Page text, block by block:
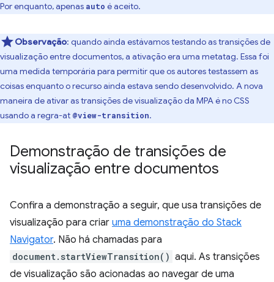
Por enquanto, apenas auto é aceito.
Observação: quando ainda estávamos testando as transições de
visualização entre documentos, a ativação era uma metatag. Essa foi
uma medida temporária para permitir que os autores testassem as
coisas enquanto o recurso ainda estava sendo desenvolvido. A nova
maneira de ativar as transições de visualização da MPA é no CSS
usando a regra-at @view-transition.
Demonstração de transições de
visualização entre documentos
Confira a demonstração a seguir, que usa transições de
visualização para criar uma demonstração do Stack
Navigator. Não há chamadas para
document.startViewTransition() aqui. As transições
de visualização são acionadas ao navegar de uma